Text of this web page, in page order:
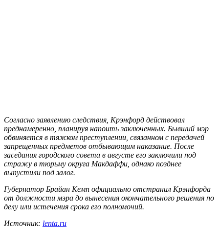
Согласно заявлению следствия, Крэнфорд действовал
преднамеренно, планируя напоить заключенных. Бывший мэр
обвиняется в тяжком преступлении, связанном с передачей
запрещенных предметов отбывающим наказание. После
заседания городского совета в августе его заключили под
стражу в тюрьму округа Макдаффи, однако позднее
выпустили под залог.
Губернатор Брайан Кемп официально отстранил Крэнфорда
от должности мэра до вынесения окончательного решения по
делу или истечения срока его полномочий.
Источник: lenta.ru